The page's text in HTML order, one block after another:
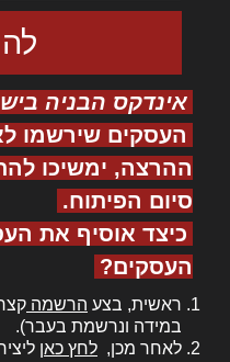
אינדקס הבניה
העסקים שירשמו
ההרצה, ימשיכו
סיום הפיתוח.
כיצד אוסיף את
העסקים?
ראשית, בצע הרשמה
במידה ונרשמת בעבר).
לאחר מכן, לחץ כאן